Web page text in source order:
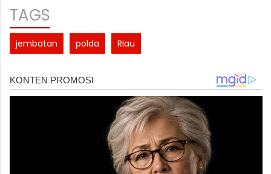
TAGS
jembatan polda Riau